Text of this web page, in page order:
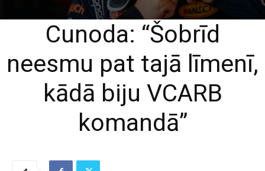
Cunoda: “Šobrīd
neesmu pat tajā līmenī,
kādā biju VCARB
komandā”